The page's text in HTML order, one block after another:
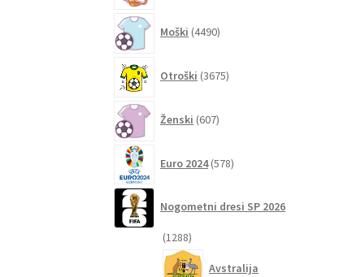
Moški 4490izdelkov
Otroški 3675izdelkov
Ženski 607izdelkov
Euro 2024 578izdelkov
Nogometni dresi SP 2026
12881288
izdelkov
Avstralija